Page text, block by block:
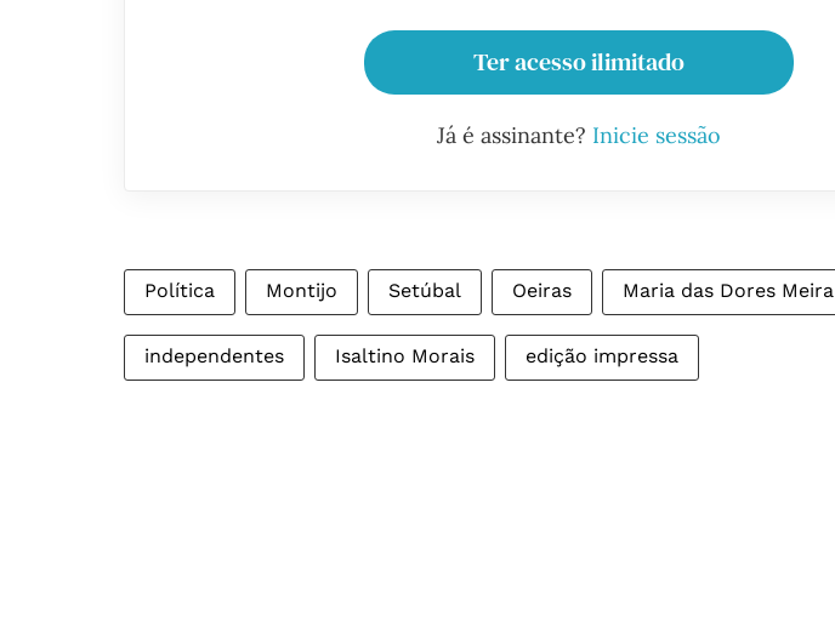
Ter acesso ilimitado
Já é assinante? Inicie sessão
Política Montijo Setúbal Oeiras Maria das Dores Meira
independentes Isaltino Morais edição impressa